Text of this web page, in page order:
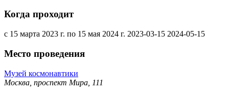
Когда проходит
с 15 марта 2023 г. по 15 мая 2024 г. 2023-03-15 2024-05-15
Место проведения
Музей космонавтики
Москва, проспект Мира, 111